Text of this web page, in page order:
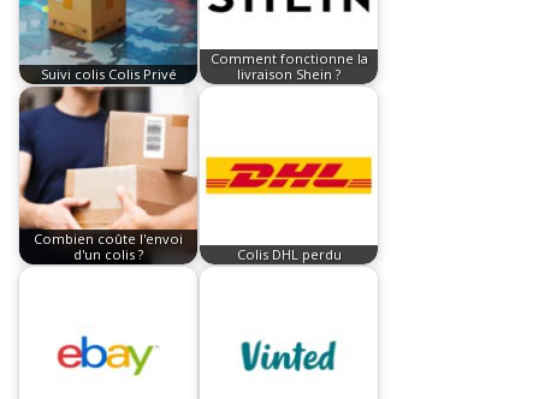
Suivi colis Colis Privé
Comment fonctionne la
livraison Shein ?
Combien coûte l'envoi
d'un colis ?
Colis DHL perdu